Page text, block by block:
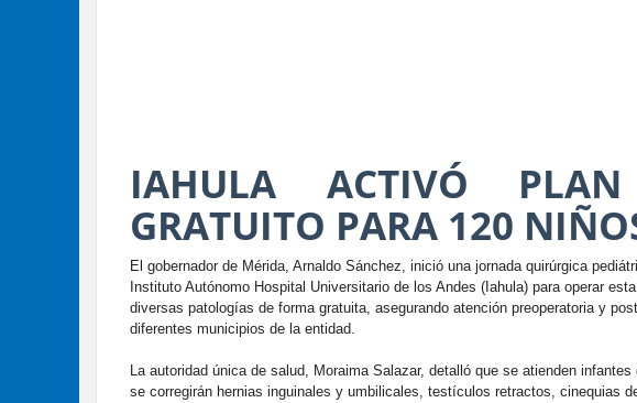
IAHULA ACTIVÓ PLAN
GRATUITO PARA 120
El gobernador de Mérida, Arnaldo Sánchez, inició una jornada quirúrgica
Instituto Autónomo Hospital Universitario de los Andes (Iahula) para operar
diversas patologías de forma gratuita, asegurando atención preoperatoria y
diferentes municipios de la entidad.
La autoridad única de salud, Moraima Salazar, detalló que se atienden
se corregirán hernias inguinales y umbilicales, testículos retractos, cinequias